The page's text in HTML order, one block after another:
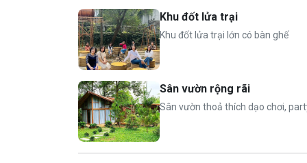
Nhà Moon Hana
2 phòng ngủ gồm 3 giường kingsize
Khu bếp ngoài trời có dụng cụ bếp đầy đủ
mắm, muối, mì chính, dầu ăn để ướp
Bể bơi chung rộng 100m2
Xích đu bằng lốp
Bồn tắm view vườn hoa
Bếp nướng BBQ
Bếp lẩu
Khu đốt lửa trại
Khu đốt lửa trại lớn có bàn ghế
Sân vườn rộng rãi
Sân vườn thoả thích dạo chơi,